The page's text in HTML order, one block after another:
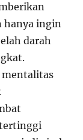
hanya ingin
darah